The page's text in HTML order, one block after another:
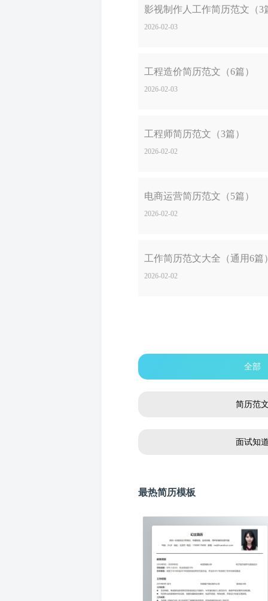
影视制作人工作简历范文（3
2026-02-03
工程造价简历范文（6篇）
2026-02-03
工程师简历范文（3篇）
2026-02-02
电商运营简历范文（5篇）
2026-02-02
工作简历范文大全（通用6篇
2026-02-02
全部
简历范
面试知
最热简历模板